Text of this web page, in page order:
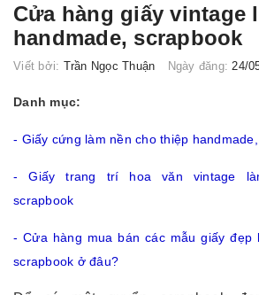
Cửa hàng giấy vintage
handmade, scrapbook
Viết bởi: Trần Ngọc Thuận Ngày đăng: 24/
Danh mục:
- Giấy cứng làm nền cho thiệp
-Giấy trang trí hoa văn vintage
scrapbook
-Cửa hàng mua bán các mẫu giấy đẹp
scrapbook ở đâu?